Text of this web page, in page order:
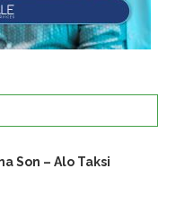
Son – Alo Taksi